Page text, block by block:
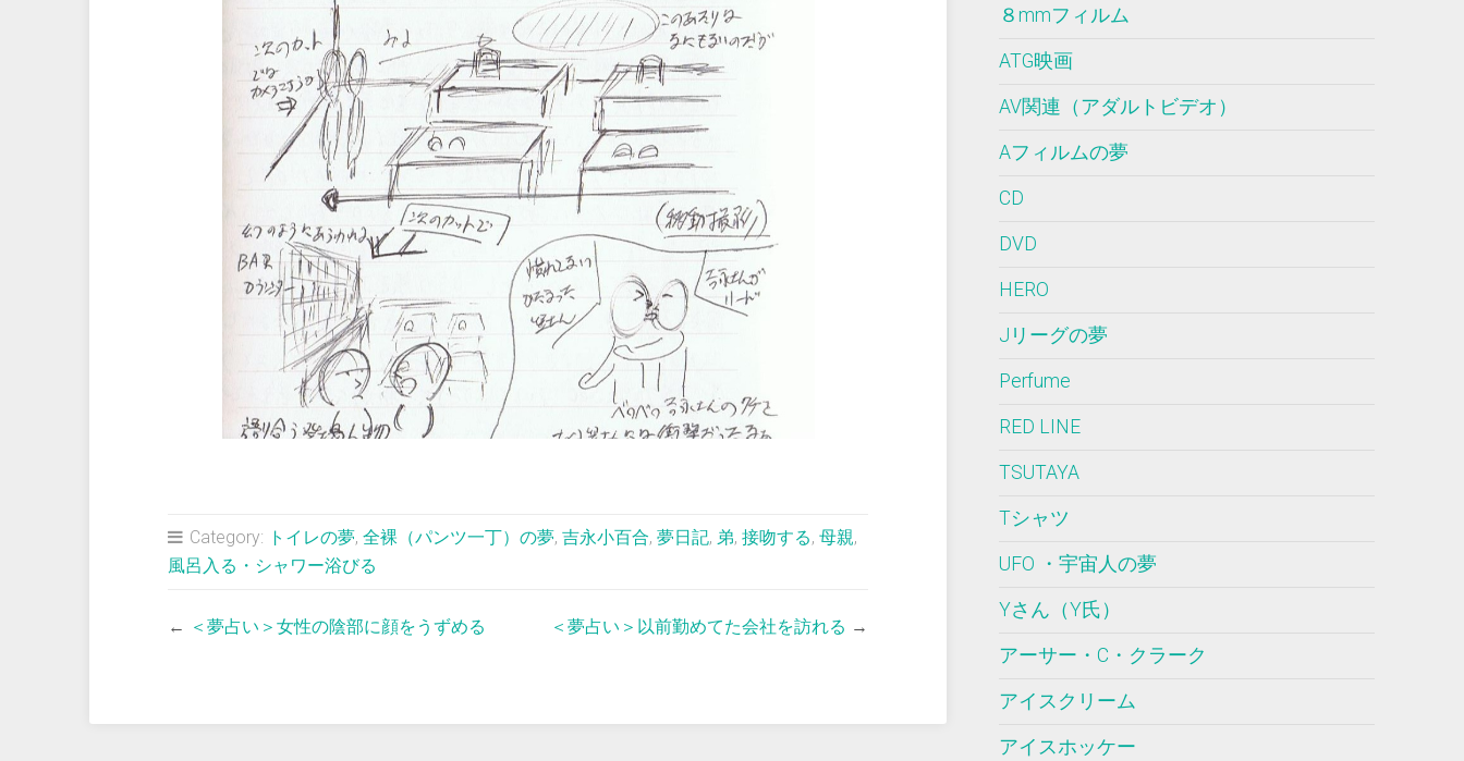
Category: トイレの夢, 全裸（パンツ一丁）の夢, 吉永小百合, 夢日記, 弟, 接吻する, 母親,
風呂入る・シャワー浴びる
← ＜夢占い＞女性の陰部に顔をうずめる ＜夢占い＞以前勤めてた会社を訪れる →
８mmフィルム
ATG映画
AV関連（アダルトビデオ）
Aフィルムの夢
CD
DVD
HERO
Jリーグの夢
Perfume
RED LINE
TSUTAYA
Tシャツ
UFO ・宇宙人の夢
Yさん（Y氏）
アーサー・C・クラーク
アイスクリーム
アイスホッケー